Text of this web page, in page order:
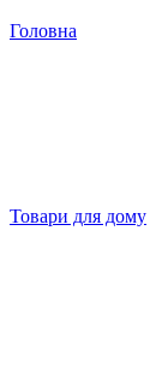
Головна
Товари для дому